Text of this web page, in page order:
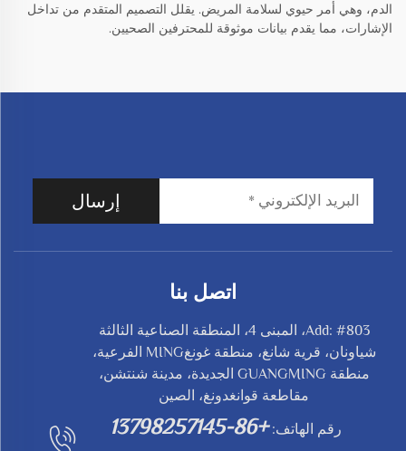
الدم، وهي أمر حيوي لسلامة المريض. يقلل التصميم المتقدم من تداخل
الإشارات، مما يقدم بيانات موثوقة للمحترفين الصحيين.
إرسال
اتصل بنا
Add: #803، المبنى 4، المنطقة الصناعية الثالثة
شياونان، قرية شانغ، منطقة غونغMING الفرعية،
منطقة GUANGMING الجديدة، مدينة شنتشن،
مقاطعة قوانغدونغ، الصين
رقم الهاتف: +86-13798257145